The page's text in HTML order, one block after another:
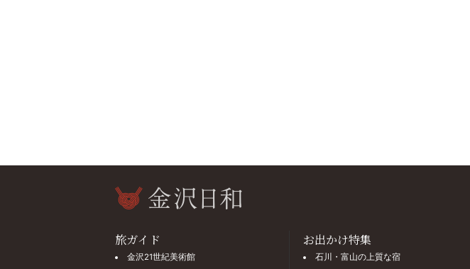
旅ガイド
金沢21世紀美術館
お出かけ特集
石川・富山の上質な宿